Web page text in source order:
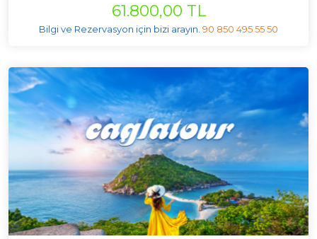
61.800,00 TL
Bilgi ve Rezervasyon için bizi arayın. 90 850 495 55 50